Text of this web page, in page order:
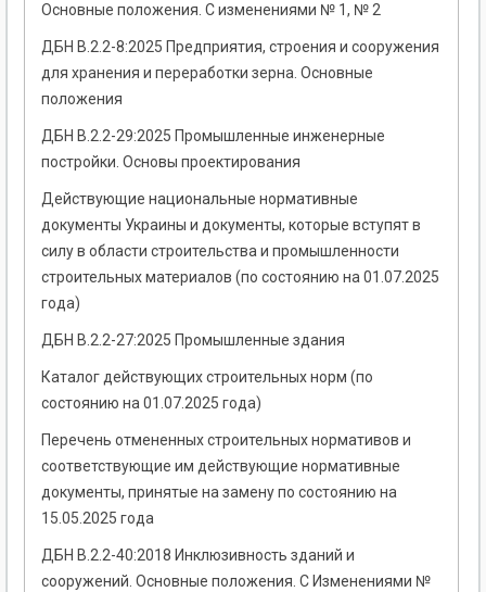
Основные положения. С изменениями № 1, № 2
ДБН В.2.2-8:2025 Предприятия, строения и сооружения
для хранения и переработки зерна. Основные
положения
ДБН В.2.2-29:2025 Промышленные инженерные
постройки. Основы проектирования
Действующие национальные нормативные
документы Украины и документы, которые вступят в
силу в области строительства и промышленности
строительных материалов (по состоянию на 01.07.2025
года)
ДБН В.2.2-27:2025 Промышленные здания
Каталог действующих строительных норм (по
состоянию на 01.07.2025 года)
Перечень отмененных строительных нормативов и
соответствующие им действующие нормативные
документы, принятые на замену по состоянию на
15.05.2025 года
ДБН В.2.2-40:2018 Инклюзивность зданий и
сооружений. Основные положения. С Изменениями №